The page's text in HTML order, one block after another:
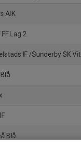
AIK
Lag 2
IF /Sunderby SK Vit
Blå